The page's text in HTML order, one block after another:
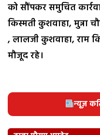
को सौंपकर समुचित
किस्मती कुशवाहा, मुन्ना
, लालजी कुशवाहा, राम
मौजूद रहे।
न्यूज़